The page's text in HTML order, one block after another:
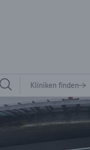
Wichtige Links
Kliniken finden